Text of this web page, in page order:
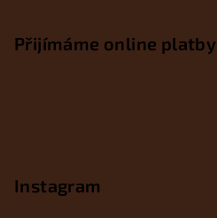
Přijímáme online platby
Instagram